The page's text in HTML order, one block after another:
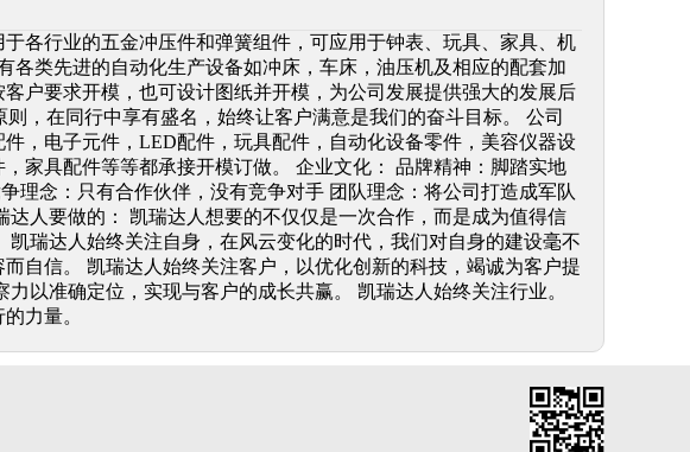
各行业的五金冲压件和弹簧组件，可应用于钟表、玩具、家具、机
各类先进的自动化生产设备如冲床，车床，油压机及相应的配套加
户要求开模，也可设计图纸并开模，为公司发展提供强大的发展后
，在同行中享有盛名，始终让客户满意是我们的奋斗目标。 公司
，电子元件，LED配件，玩具配件，自动化设备零件，美容仪器设
家具配件等等都承接开模订做。 企业文化： 品牌精神：脚踏实地
理念：只有合作伙伴，没有竞争对手 团队理念：将公司打造成军队
人要做的： 凯瑞达人想要的不仅仅是一次合作，而是成为值得信
瑞达人始终关注自身，在风云变化的时代，我们对自身的建设毫不
自信。 凯瑞达人始终关注客户，以优化创新的科技，竭诚为客户提
以准确定位，实现与客户的成长共赢。 凯瑞达人始终关注行业。
力量。